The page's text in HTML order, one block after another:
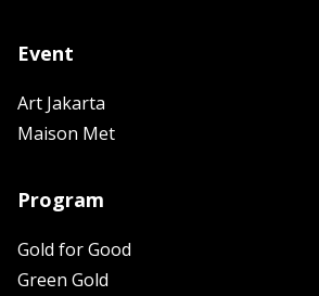
Event
Art Jakarta
Maison Met
Program
Gold for Good
Green Gold